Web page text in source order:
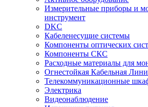
Измерительные приборы и
инструмент
DKC
Кабеленесущие системы
Компоненты оптических
Компоненты СКС
Расходные материалы для
Огнестойкая Кабельная
Телекоммуникационные
Электрика
Видеонаблюдение